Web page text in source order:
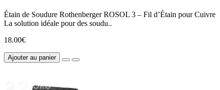
Étain de Soudure Rothenberger ROSOL 3 – Fil d’Étain pour Cuivre
La solution idéale pour des soudu..
18.00€
Ajouter au panier